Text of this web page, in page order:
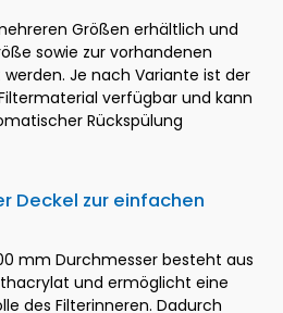
Größen erhältlich und
sowie zur vorhandenen
Je nach Variante ist der
verfügbar und kann
Rückspülung
Deckel zur einfachen
mm Durchmesser besteht aus
und ermöglicht eine
des Filterinneren. Dadurch